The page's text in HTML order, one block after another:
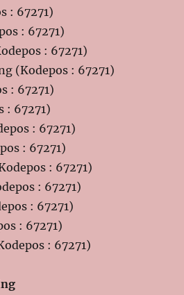
: 67271)
: 67271)
: 67271)
(Kodepos : 67271)
: 67271)
: 67271)
: 67271)
: 67271)
: 67271)
: 67271)
: 67271)
: 67271)
: 67271)